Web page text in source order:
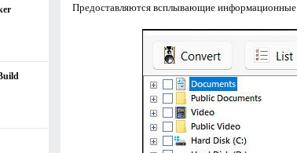
Предоставляются всплывающие информационные